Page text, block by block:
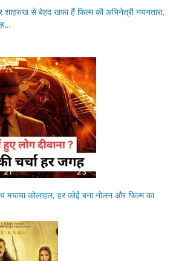
से बेहद खफा हैं फिल्म की अभिनेत्री नयनतारा,
मचाया कोलाहल, हर कोई बना नोलन और फिल्म का